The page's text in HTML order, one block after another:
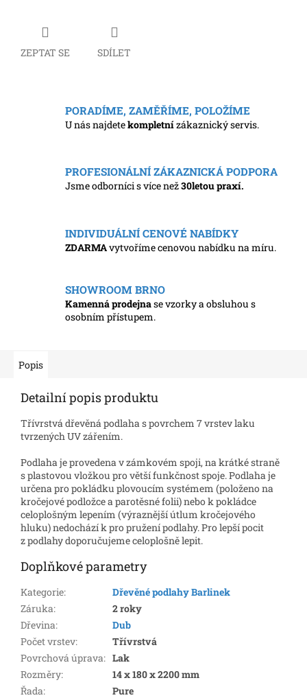
ZEPTAT SE SDÍLET
PORADÍME, ZAMĚŘÍME, POLOŽÍME
U nás najdetekompletnízákaznický servis.
PROFESIONÁLNÍ ZÁKAZNICKÁ PODPORA
Jsme odborníci s více než30letou praxí.
INDIVIDUÁLNÍ CENOVÉ NABÍDKY
ZDARMAvytvoříme cenovou nabídku na míru.
SHOWROOM BRNO
Kamenná prodejnase vzorky a obsluhou s
osobním přístupem.
Popis
Detailní popis produktu
Třívrstvá dřevěná podlaha s povrchem 7 vrstev laku
tvrzených UV zářením.
Podlaha je provedena v zámkovém spoji, na krátké straně
s plastovou vložkou pro větší funkčnost spoje. Podlaha je
určena pro pokládku plovoucím systémem (položeno na
kročejové podložce a parotěsné folii) nebo k pokládce
celoplošným lepením (výraznější útlum kročejového
hluku) nedochází k pro pružení podlahy. Pro lepší pocit
z podlahy doporučujeme celoplošně lepit.
Doplňkové parametry
Kategorie:
Dřevěné podlahy Barlinek
Záruka:
2 roky
Dřevina:
Dub
Počet vrstev:
Třívrstvá
Povrchová úprava: Lak
Rozměry:
14 x 180 x 2200 mm
Řada:
Pure